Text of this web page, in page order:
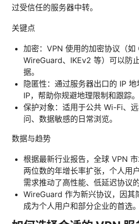
过受信任的服务器中转。
关键点
加密：VPN 使用的加密协议（如
WireGuard、IKEv2 等）可以防
据。
隐匿性：通过服务器出口的 IP
IP，帮助你规避地理限制和跟踪。
保护对象：适用于公共 Wi-Fi、
问、数据敏感的日常浏览。
数据与趋势
根据最新行业报告，全球 VPN
两位数的年增长率扩张，个人用
需求推动了高性能、低延迟协议的
WireGuard 作为新兴协议，因其
成为个人用户和部分企业的首选。